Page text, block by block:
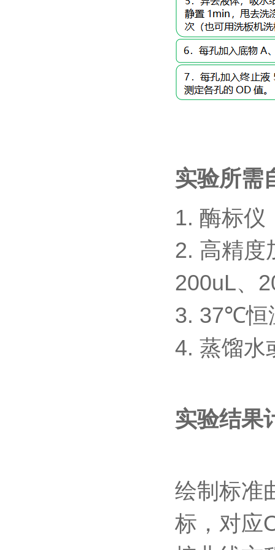
实验所需
1. 酶标仪
2. 高精度
200uL、
3. 37℃恒
4. 蒸馏水
实验结果
绘制标准
标，对应